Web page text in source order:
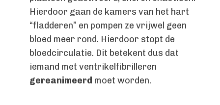
Hierdoor gaan de kamers van het hart
“fladderen” en pompen ze vrijwel geen
bloed meer rond. Hierdoor stopt de
bloedcirculatie. Dit betekent dus dat
iemand met ventrikelfibrilleren
gereanimeerd moet worden.